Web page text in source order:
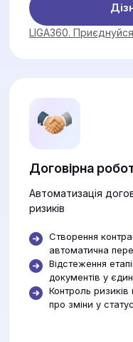
LIGA360.
Договірна
Автоматизація
ризиків
Створення
автоматична
Відстеження
документів у
Контроль ризиків
про зміни у